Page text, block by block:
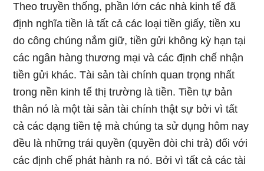
Theo truyền thống, phần lớn các nhà kinh tế đã
định nghĩa tiền là tất cả các loại tiền giấy, tiền xu
do công chúng nắm giữ, tiền gửi không kỳ hạn tại
các ngân hàng thương mại và các định chế nhận
tiền gửi khác. Tài sản tài chính quan trọng nhất
trong nền kinh tế thị trường là tiền. Tiền tự bản
thân nó là một tài sản tài chính thật sự bởi vì tất
cả các dạng tiền tệ mà chúng ta sử dụng hôm nay
đều là những trái quyền (quyền đòi chi trả) đối với
các định chế phát hành ra nó. Bởi vì tất cả các tài